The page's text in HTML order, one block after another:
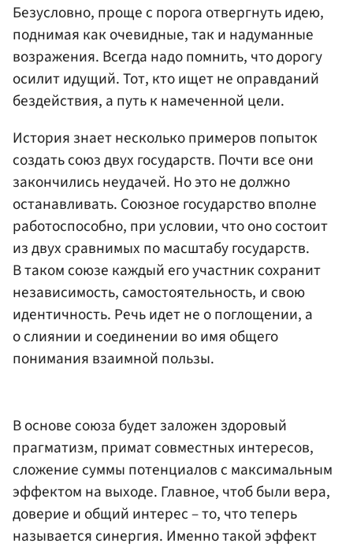
Безусловно, проще с порога отвергнуть идею,
поднимая как очевидные, так и надуманные
возражения. Всегда надо помнить, что дорогу
осилит идущий. Тот, кто ищет не оправданий
бездействия, а путь к намеченной цели.
История знает несколько примеров попыток
создать союз двух государств. Почти все они
закончились неудачей. Но это не должно
останавливать. Союзное государство вполне
работоспособно, при условии, что оно состоит
из двух сравнимых по масштабу государств.
В таком союзе каждый его участник сохранит
независимость, самостоятельность, и свою
идентичность. Речь идет не о поглощении, а
о слиянии и соединении во имя общего
понимания взаимной пользы.
В основе союза будет заложен здоровый
прагматизм, примат совместных интересов,
сложение суммы потенциалов с максимальным
эффектом на выходе. Главное, чтоб были вера,
доверие и общий интерес – то, что теперь
называется синергия. Именно такой эффект